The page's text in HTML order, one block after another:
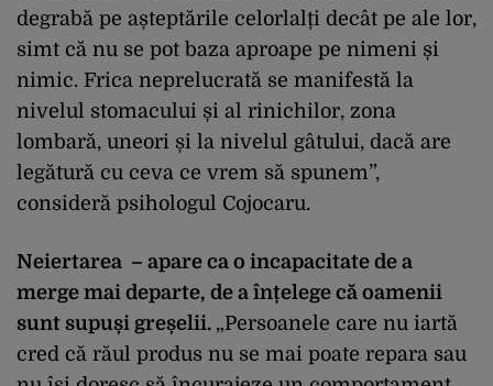
degrabă pe așteptările celorlalți decât pe ale lor,
simt că nu se pot baza aproape pe nimeni și
nimic. Frica neprelucrată se manifestă la
nivelul stomacului și al rinichilor, zona
lombară, uneori și la nivelul gâtului, dacă are
legătură cu ceva ce vrem să spunem”,
consideră psihologul Cojocaru.
Neiertarea – apare ca o incapacitate de a
merge mai departe, de a înțelege că oamenii
sunt supuși greșelii. „Persoanele care nu iartă
cred că răul produs nu se mai poate repara sau